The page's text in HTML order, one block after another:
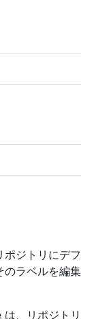
ポジトリにデフ
のラベルを編集
、リポジトリ